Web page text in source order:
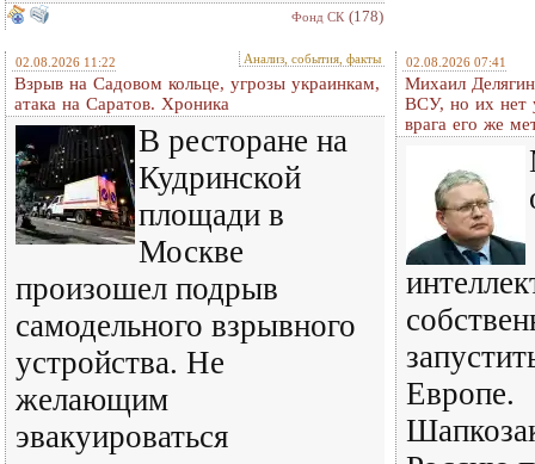
Фонд СК (178)
02.08.2026 11:22 Анализ, события, факты
Взрыв на Садовом кольце, угрозы украинкам,
атака на Саратов. Хроника
В ресторане на
Кудринской
площади в
Москве
произошел подрыв
самодельного взрывного
устройства. Не
желающим
эвакуироваться
02.08.2026 07:41
Михаил
ВСУ, но их нет
врага его же
Европе.